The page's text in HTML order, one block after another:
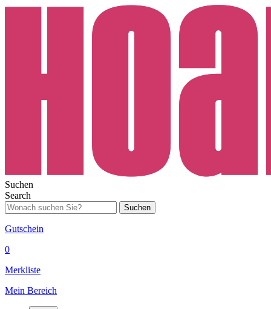
Suchen
Search
Suchen
Gutschein
0
Merkliste
Mein Bereich